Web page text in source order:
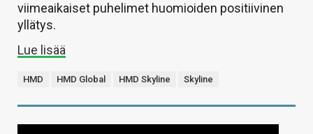
viimeaikaiset puhelimet huomioiden positiivinen
yllätys.
Lue lisää
HMD HMD Global HMD Skyline Skyline